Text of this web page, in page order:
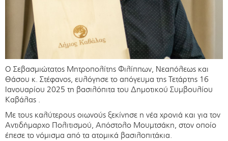
Ο Σεβασμιώτατος Μητροπολίτης Φιλίππων, Νεαπόλεως και
Θάσου κ. Στέφανος, ευλόγησε το απόγευμα της Τετάρτης 16
Ιανουαρίου 2025 τη βασιλόπιτα του Δημοτικού Συμβουλίου
Καβάλας .
Με τους καλύτερους οιωνούς ξεκίνησε η νέα χρονιά και για τον
Αντιδήμαρχο Πολιτισμού, Απόστολο Μουμτσάκη, στον οποίο
έπεσε το νόμισμα από τα ατομικά βασιλοπιτάκια.